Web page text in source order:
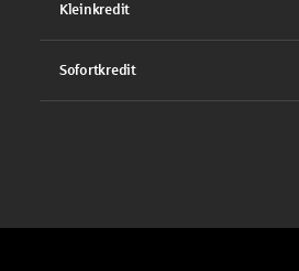
Kleinkredit
Sofortkredit